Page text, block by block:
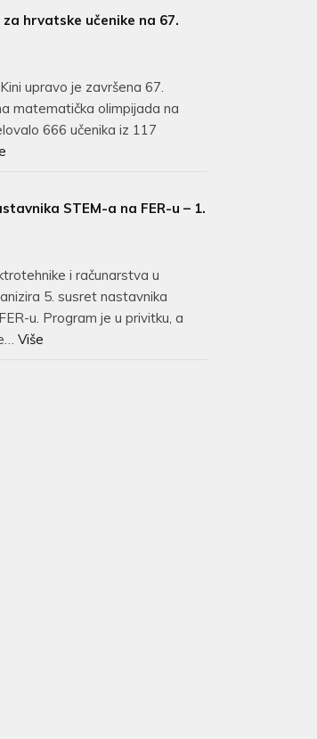
hrvatske učenike na 67.
upravo je završena 67.
matematička olimpijada na
666 učenika iz 117
STEM-a na FER-u – 1.
i računarstva u
5. susret nastavnika
u. Program je u privitku, a
Više